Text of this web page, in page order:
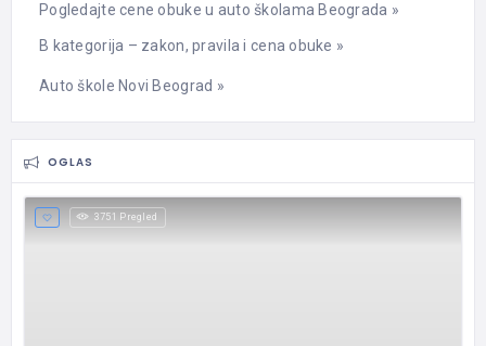
Pogledajte cene obuke u auto školama Beograda »
B kategorija – zakon, pravila i cena obuke »
Auto škole Novi Beograd »
OGLAS
3751 Pregled